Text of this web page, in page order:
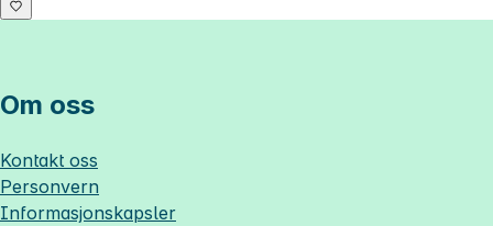
Om oss
Kontakt oss
Personvern
Informasjonskapsler